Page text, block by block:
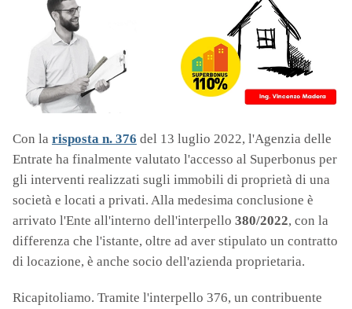
Con la risposta n. 376 del 13 luglio 2022, l'Agenzia delle
Entrate ha finalmente valutato l'accesso al Superbonus per
gli interventi realizzati sugli immobili di proprietà di una
società e locati a privati. Alla medesima conclusione è
arrivato l'Ente all'interno dell'interpello 380/2022, con la
differenza che l'istante, oltre ad aver stipulato un contratto
di locazione, è anche socio dell'azienda proprietaria.
Ricapitoliamo. Tramite l'interpello 376, un contribuente